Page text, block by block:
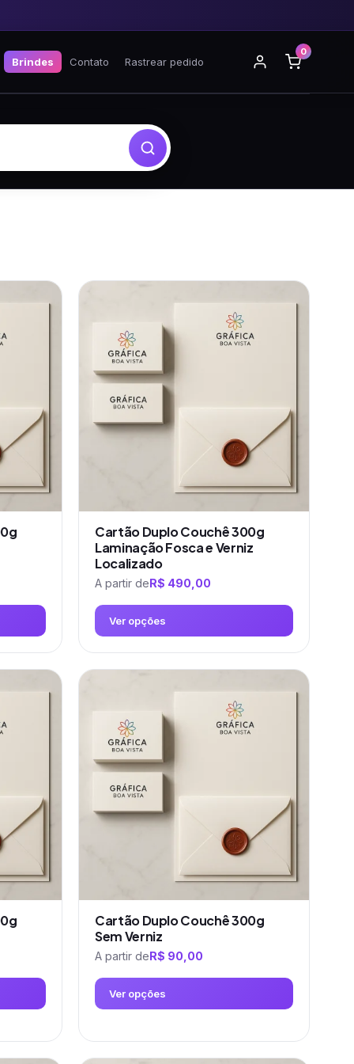
Brindes Contato Rastrear pedido
0
Cartão Duplo Couchê 300g
Laminação Fosca e Verniz
Localizado
A partir deR$ 490,00
Ver opções
produto
variantes.
As
podem
ser
do
produto
Cartão Duplo Couchê 300g
Sem Verniz
A partir deR$ 90,00
Ver opções
Este
produto